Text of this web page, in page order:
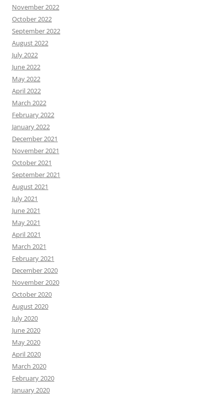
November 2022
October 2022
September 2022
August 2022
July 2022
June 2022
May 2022
April 2022
March 2022
February 2022
January 2022
December 2021
November 2021
October 2021
September 2021
August 2021
July 2021
June 2021
May 2021
April 2021
March 2021
February 2021
December 2020
November 2020
October 2020
August 2020
July 2020
June 2020
May 2020
April 2020
March 2020
February 2020
January 2020